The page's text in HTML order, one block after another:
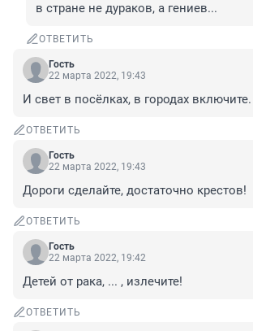
в стране не дураков, а гениев...
ОТВЕТИТЬ
Гость
22 марта 2022, 19:43
И свет в посёлках, в городах включите.
ОТВЕТИТЬ
Гость
22 марта 2022, 19:43
Дороги сделайте, достаточно крестов!
ОТВЕТИТЬ
Гость
22 марта 2022, 19:42
Детей от рака, ... , излечите!
ОТВЕТИТЬ